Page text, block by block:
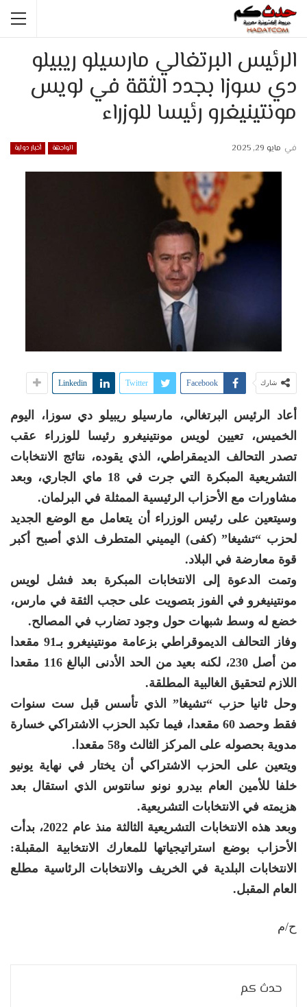
الرئيس البرتغالي مارسيلو ريبيلو
دي سوزا بجدد الثقة في لويس
مونتينيغرو رئيسا للوزراء
الواجهة أخبار دولية في مايو 29, 2025
شارك Facebook
Twitter
Linkedin
أعاد الرئيس البرتغالي، مارسيلو ريبيلو دي سوزا، اليوم
الخميس، تعيين لويس مونتينيغرو رئيسا للوزراء عقب
تصدر التحالف الديمقراطي، الذي يقوده، نتائج الانتخابات
التشريعية المبكرة التي جرت في 18 ماي الجاري، وبعد
مشاورات مع الأحزاب الرئيسية الممثلة في البرلمان.
وسيتعين على رئيس الوزراء أن يتعامل مع الوضع الجديد
لحزب “تشيغا” (كفى) اليميني المتطرف الذي أصبح أكبر
قوة معارضة في البلاد.
وتمت الدعوة إلى الانتخابات المبكرة بعد فشل لويس
مونتينيغرو في الفوز بتصويت على حجب الثقة في مارس،
خضع له وسط شبهات حول وجود تضارب في المصالح.
وفاز التحالف الديموقراطي بزعامة مونتينيغرو بـ91 مقعدا
من أصل 230، لكنه بعيد من الحد الأدنى البالغ 116 مقعدا
اللازم لتحقيق الغالبية المطلقة.
وحل ثانيا حزب “تشيغا” الذي تأسس قبل ست سنوات
فقط وحصد 60 مقعدا، فيما تكبد الحزب الاشتراكي خسارة
مدوية بحصوله على المركز الثالث و58 مقعدا.
ويتعين على الحزب الاشتراكي أن يختار في نهاية يونيو
خلفا للأمين العام بيدرو نونو سانتوس الذي استقال بعد
هزيمته في الانتخابات التشريعية.
وبعد هذه الانتخابات التشريعية الثالثة منذ عام 2022، بدأت
الأحزاب بوضع استراتيجياتها للمعارك الانتخابية المقبلة:
الانتخابات البلدية في الخريف والانتخابات الرئاسية مطلع
العام المقبل.
ح/م
حدث كم